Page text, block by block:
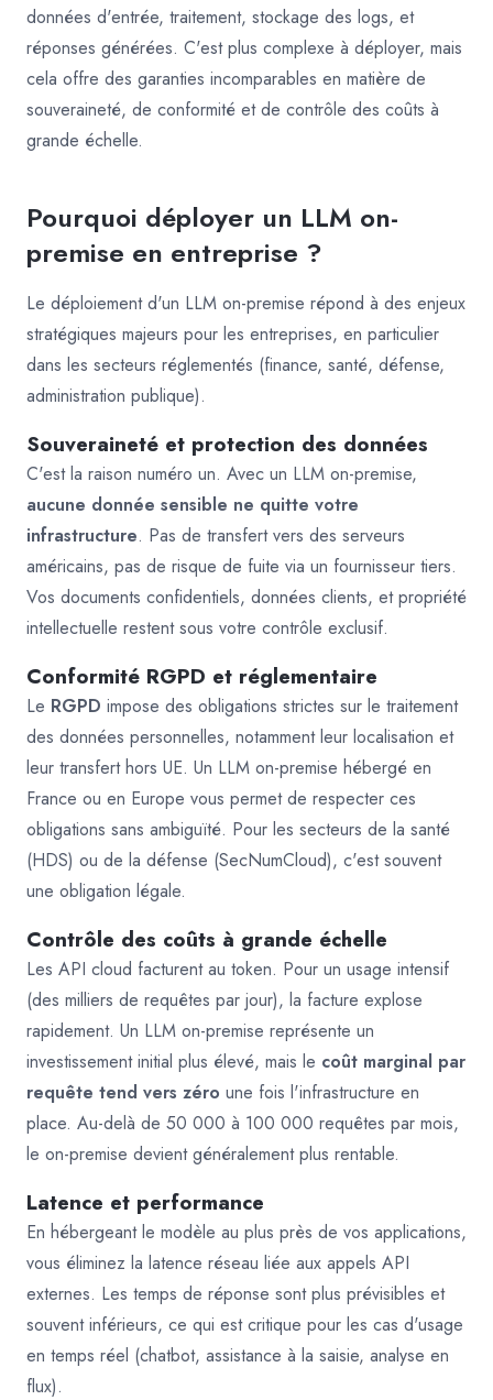
données d'entrée, traitement, stockage des logs, et
réponses générées. C'est plus complexe à déployer, mais
cela offre des garanties incomparables en matière de
souveraineté, de conformité et de contrôle des coûts à
grande échelle.
Pourquoi déployer un LLM on-
premise en entreprise ?
Le déploiement d'un LLM on-premise répond à des enjeux
stratégiques majeurs pour les entreprises, en particulier
dans les secteurs réglementés (finance, santé, défense,
administration publique).
Souveraineté et protection des données
C'est la raison numéro un. Avec un LLM on-premise,
aucune donnée sensible ne quitte votre
infrastructure. Pas de transfert vers des serveurs
américains, pas de risque de fuite via un fournisseur tiers.
Vos documents confidentiels, données clients, et propriété
intellectuelle restent sous votre contrôle exclusif.
Conformité RGPD et réglementaire
Le RGPD impose des obligations strictes sur le traitement
des données personnelles, notamment leur localisation et
leur transfert hors UE. Un LLM on-premise hébergé en
France ou en Europe vous permet de respecter ces
obligations sans ambiguïté. Pour les secteurs de la santé
(HDS) ou de la défense (SecNumCloud), c'est souvent
une obligation légale.
Contrôle des coûts à grande échelle
Les API cloud facturent au token. Pour un usage intensif
(des milliers de requêtes par jour), la facture explose
rapidement. Un LLM on-premise représente un
investissement initial plus élevé, mais le coût marginal par
requête tend vers zéro une fois l'infrastructure en
place. Au-delà de 50 000 à 100 000 requêtes par mois,
le on-premise devient généralement plus rentable.
Latence et performance
En hébergeant le modèle au plus près de vos applications,
vous éliminez la latence réseau liée aux appels API
externes. Les temps de réponse sont plus prévisibles et
souvent inférieurs, ce qui est critique pour les cas d'usage
en temps réel (chatbot, assistance à la saisie, analyse en
flux).